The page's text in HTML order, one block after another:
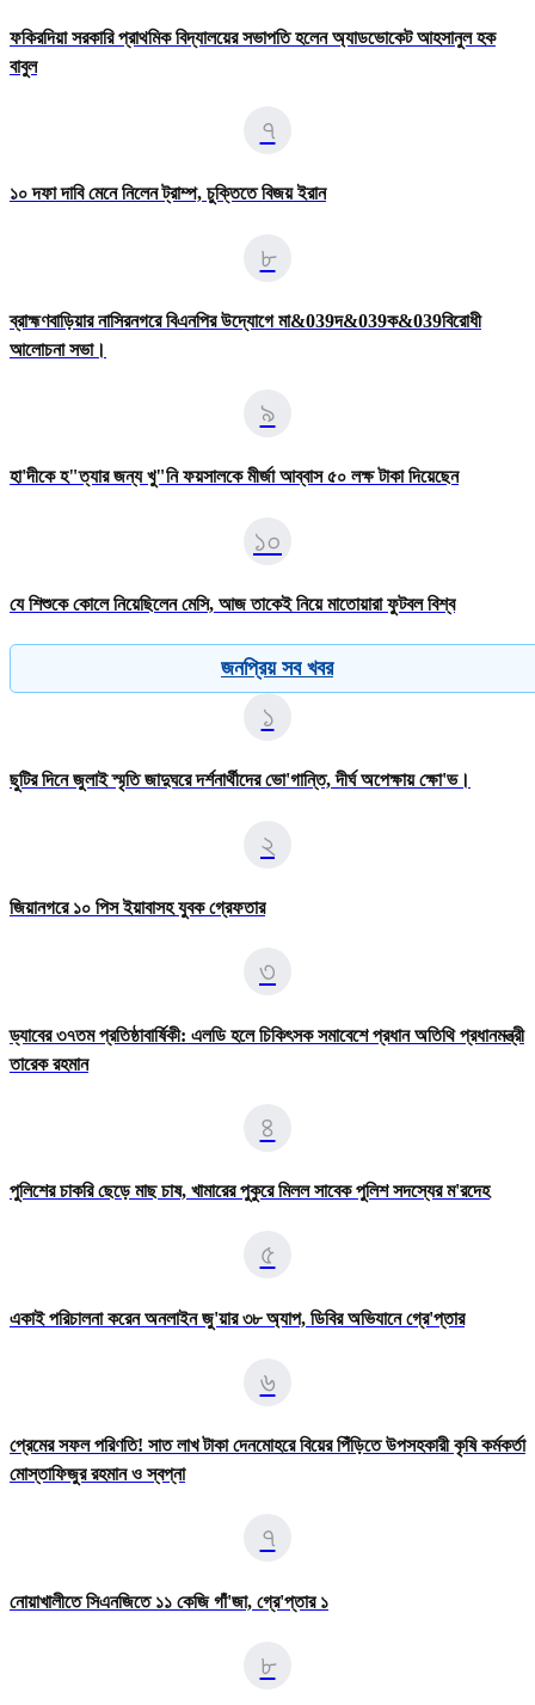
ফকিরদিয়া সরকারি প্রাথমিক বিদ্যালয়ের সভাপতি হলেন অ্যাডভোকেট আহসানুল হক
বাবুল
৭
১০ দফা দাবি মেনে নিলেন ট্রাম্প, চুক্তিতে বিজয় ইরান
৮
ব্রাহ্মণবাড়িয়ার নাসিরনগরে বিএনপির উদ্যােগে মা&039দ&039ক&039বিরোধী
আলোচনা সভা।
৯
হা'দীকে হ"ত্যার জন্য খু"নি ফয়সালকে মীর্জা আব্বাস ৫০ লক্ষ টাকা দিয়েছেন
১০
যে শিশুকে কোলে নিয়েছিলেন মেসি, আজ তাকেই নিয়ে মাতোয়ারা ফুটবল বিশ্ব
জনপ্রিয় সব খবর
১
ছুটির দিনে জুলাই স্মৃতি জাদুঘরে দর্শনার্থীদের ভো'গান্তি, দীর্ঘ অপেক্ষায় ক্ষো'ভ।
২
জিয়ানগরে ১০ পিস ইয়াবাসহ যুবক গ্রেফতার
৩
ড্যাবের ৩৭তম প্রতিষ্ঠাবার্ষিকী: এলডি হলে চিকিৎসক সমাবেশে প্রধান অতিথি প্রধানমন্ত্রী
তারেক রহমান
৪
পুলিশের চাকরি ছেড়ে মাছ চাষ, খামারের পুকুরে মিলল সাবেক পুলিশ সদস্যের ম'রদেহ
৫
একাই পরিচালনা করেন অনলাইন জু'য়ার ৩৮ অ্যাপ, ডিবির অভিযানে গ্রে'প্তার
৬
প্রেমের সফল পরিণতি! সাত লাখ টাকা দেনমোহরে বিয়ের পিঁড়িতে উপসহকারী কৃষি কর্মকর্তা
মোস্তাফিজুর রহমান ও স্বপ্না
৭
নোয়াখালীতে সিএনজিতে ১১ কেজি গাঁ'জা, গ্রে'প্তার ১
৮